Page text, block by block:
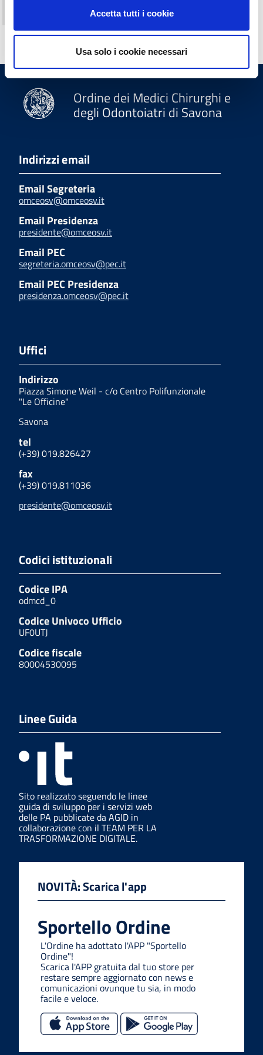
Accetta tutti i cookie
Usa solo i cookie necessari
Ordine dei Medici Chirurghi e
degli Odontoiatri di Savona
Indirizzi email
Email Segreteria
omceosv@omceosv.it
Email Presidenza
presidente@omceosv.it
Email PEC
segreteria.omceosv@pec.it
Email PEC Presidenza
presidenza.omceosv@pec.it
Uffici
Indirizzo
Piazza Simone Weil - c/o Centro Polifunzionale
"Le Officine"
Savona
tel
(+39) 019.826427
fax
(+39) 019.811036
presidente@omceosv.it
Codici istituzionali
Codice IPA
odmcd_0
Codice Univoco Ufficio
UF0UTJ
Codice fiscale
80004530095
Linee Guida
Sito realizzato seguendo le linee
guida di sviluppo per i servizi web
delle PA pubblicate da AGID in
collaborazione con il TEAM PER LA
TRASFORMAZIONE DIGITALE.
NOVITÀ: Scarica l'app
Sportello Ordine
L'Ordine ha adottato l'APP "Sportello
Ordine"!
Scarica l'APP gratuita dal tuo store per
restare sempre aggiornato con news e
comunicazioni ovunque tu sia, in modo
facile e veloce.